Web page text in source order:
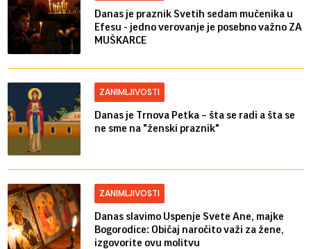
Danas je praznik Svetih sedam mučenika u
Efesu - jedno verovanje je posebno važno ZA
MUŠKARCE
ZANIMLJIVOSTI
Danas je Trnova Petka – šta se radi a šta se
ne sme na "ženski praznik"
ZANIMLJIVOSTI
Danas slavimo Uspenje Svete Ane, majke
Bogorodice: Običaj naročito važi za žene,
izgovorite ovu molitvu